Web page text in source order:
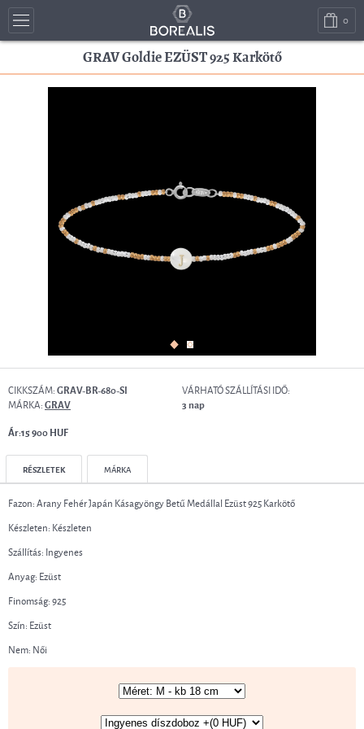
0
GRAV Goldie EZÜST 925 Karkötő
CIKKSZÁM:GRAV-BR-680-SI
MÁRKA:GRAV
VÁRHATÓ SZÁLLÍTÁSI IDŐ:
3 nap
Ár:15 900 HUF
RÉSZLETEK MÁRKA
Fazon: Arany Fehér Japán Kásagyöngy Betű Medállal Ezüst 925 Karkötő
Készleten: Készleten
Szállítás: Ingyenes
Anyag: Ezüst
Finomság: 925
Szín: Ezüst
Nem: Női